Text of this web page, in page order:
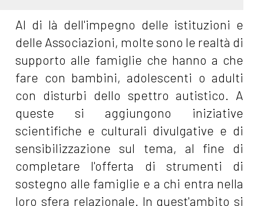
Al di là dell'impegno delle istituzioni e
delle Associazioni, molte sono le realtà di
supporto alle famiglie che hanno a che
fare con bambini, adolescenti o adulti
con disturbi dello spettro autistico. A
queste si aggiungono iniziative
scientifiche e culturali divulgative e di
sensibilizzazione sul tema, al fine di
completare l'offerta di strumenti di
sostegno alle famiglie e a chi entra nella
loro sfera relazionale. In quest'ambito si